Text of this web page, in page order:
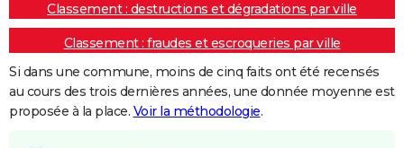
Classement : destructions et dégradations par ville
Classement : fraudes et escroqueries par ville
Si dans une commune, moins de cinq faits ont été recensés
au cours des trois dernières années, une donnée moyenne est
proposée à la place. Voir la méthodologie.